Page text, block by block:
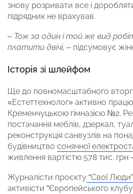
знову розривати все і
підрядник не врахував.
– Тож за один і той же вид
платити двічі, – підсумовує
Історія зі шлейфом
Ще до повномасштабного
«Естеттехнолог» активно
Кременчуцькою гімназією №2.
постачання меблів, дзеркал,
реконструкція санвузлів на
будівництво сонячної
живлення вартістю 578 тис. грн
Журналісти проєкту “Свої Люди”
активісти “Європейського